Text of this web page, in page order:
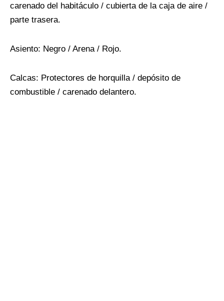
carenado del habitáculo / cubierta de la caja de aire /
parte trasera.
Asiento: Negro / Arena / Rojo.
Calcas: Protectores de horquilla / depósito de
combustible / carenado delantero.